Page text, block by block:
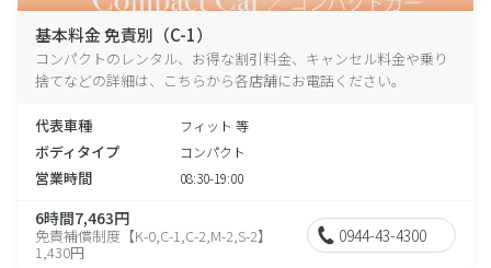
基本料金 免責別（C-1）
コンパクトのレンタル、お得な割引料金、キャンセル料金や乗り
捨てなどの詳細は、こちらから各店舗にお電話ください。
代表車種 フィット 等
ボディタイプ コンパクト
営業時間 08:30-19:00
6時間7,463円
免責補償制度【K-0,C-1,C-2,M-2,S-2】
1,430円
0944-43-4300